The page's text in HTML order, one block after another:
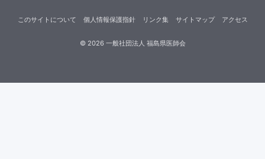
© 2026一般社団法人 福島県医師会
このサイトについて 個人情報保護指針 リンク集 サイトマップ アクセス